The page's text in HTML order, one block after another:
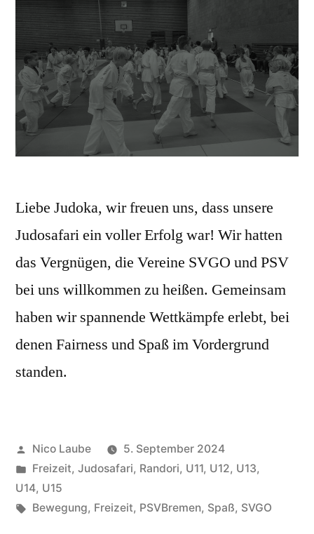
Liebe Judoka, wir freuen uns, dass unsere
Judosafari ein voller Erfolg war! Wir hatten
das Vergnügen, die Vereine SVGO und PSV
bei uns willkommen zu heißen. Gemeinsam
haben wir spannende Wettkämpfe erlebt, bei
denen Fairness und Spaß im Vordergrund
standen.
Veröffentlicht
von
Nico Laube
5. September 2024
Veröffentlicht
unter
Freizeit, Judosafari, Randori, U11, U12, U13,
U14, U15
Schlagwörter:
Bewegung, Freizeit, PSVBremen, Spaß, SVGO